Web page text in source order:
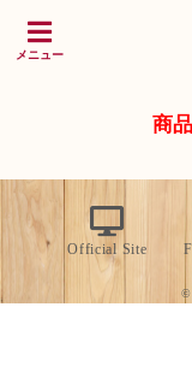
メニュー
商
Official Site
©